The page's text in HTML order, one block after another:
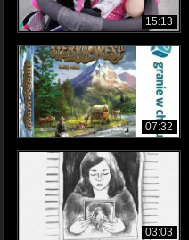
15:13
07:32
03:03